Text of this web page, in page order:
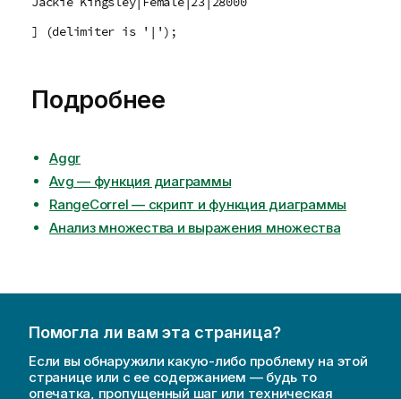
] (delimiter is '|');
Подробнее
Aggr
Avg — функция диаграммы
RangeCorrel — скрипт и функция диаграммы
Анализ множества и выражения множества
Помогла ли вам эта страница?
Если вы обнаружили какую-либо проблему на этой
странице или с ее содержанием — будь то
опечатка, пропущенный шаг или техническая